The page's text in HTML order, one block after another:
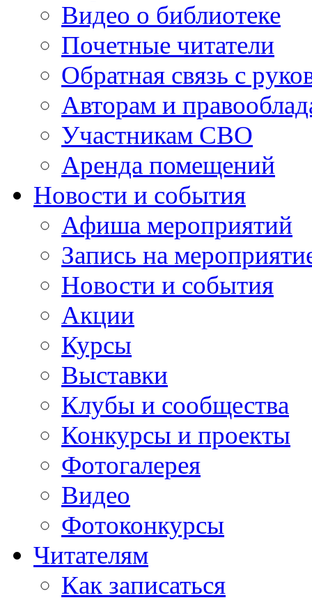
Видео о библиотеке
Почетные читатели
Обратная связь с
Авторам и
Участникам СВО
Аренда помещений
Новости и события
Афиша мероприятий
Запись на
Новости и события
Акции
Курсы
Выставки
Клубы и сообщества
Конкурсы и проекты
Фотогалерея
Видео
Фотоконкурсы
Читателям
Как записаться